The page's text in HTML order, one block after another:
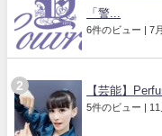
「警...
6件のビュー | 7
【芸能】
5件のビュー |